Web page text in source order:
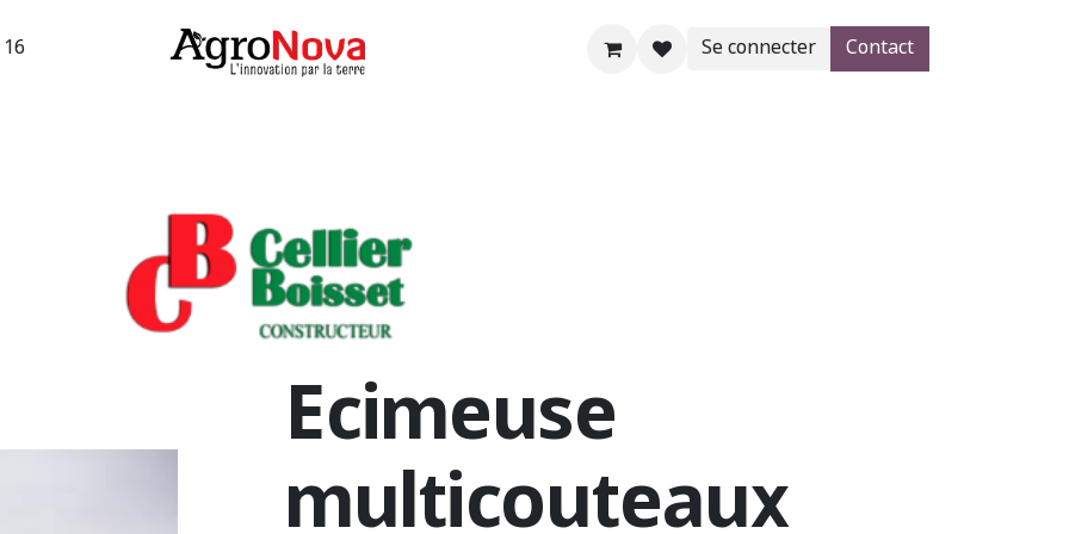
Se connecter Contact
Ecimeuse
multicouteaux